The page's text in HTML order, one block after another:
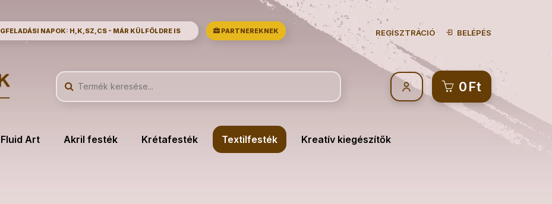
NAPOK: H,K,SZ,CS - MÁR KÜLFÖLDRE IS PARTNEREKNEK REGISZTRÁCIÓ BELÉPÉS
0Ft
Fluid Art Akril festék Krétafesték Textilfesték Kreatív kiegészítők